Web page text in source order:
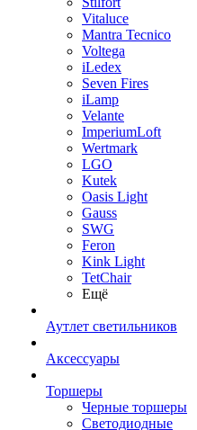
Vitaluce
Mantra Tecnico
Voltega
iLedex
Seven Fires
iLamp
Velante
ImperiumLoft
Wertmark
LGO
Kutek
Oasis Light
Gauss
SWG
Feron
Kink Light
TetСhair
Ещё
Аутлет светильников
Аксессуары
Торшеры
Черные торшеры
Светодиодные